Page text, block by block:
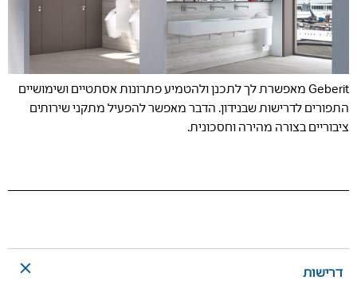
Geberit מאפשרת לך לתכנן ולהטמיע פתרונות אסתטיים ושימושיים
התפורים לדרישות שבנידון. הדבר מאפשר להפעיל מתקני שירותים
ציבוריים בצורה מהירה וחסכונית.
דרישות